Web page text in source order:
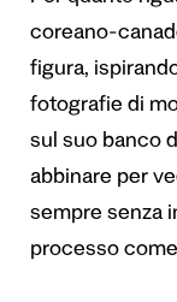
coreano-
figura,
fotografie di
sul suo banco
abbinare per
sempre senza
processo